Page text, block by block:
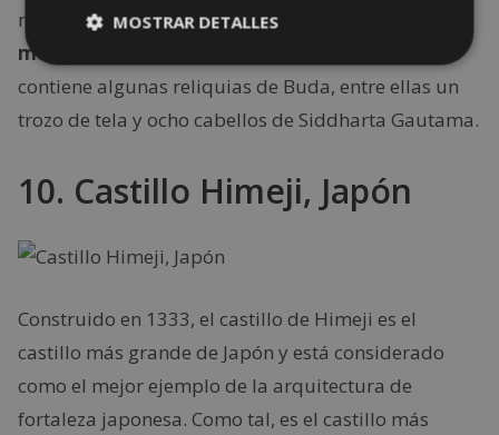
magnífica estupa Shwedagon Paya de 100
metros de altura y cubierta con pan de oro
contiene algunas reliquias de Buda, entre ellas un
trozo de tela y ocho cabellos de Siddharta Gautama.
10. Castillo Himeji, Japón
Construido en 1333, el castillo de Himeji es el
castillo más grande de Japón y está considerado
como el mejor ejemplo de la arquitectura de
fortaleza japonesa. Como tal, es el castillo más
MOSTRAR DETALLES